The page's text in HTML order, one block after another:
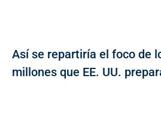
Así se repartiría el foco de
millones que EE. UU.